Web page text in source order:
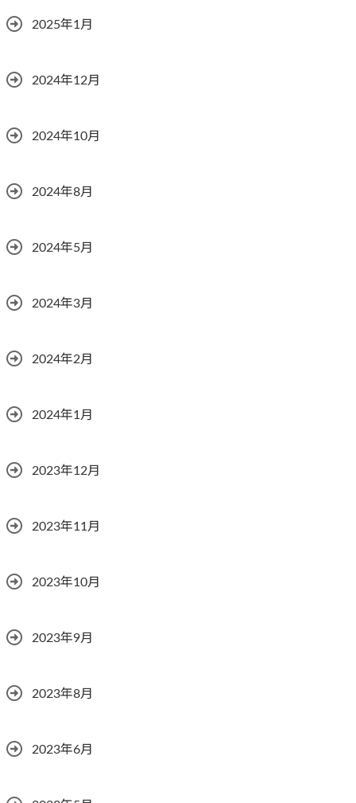
2025年1月
2024年12月
2024年10月
2024年8月
2024年5月
2024年3月
2024年2月
2024年1月
2023年12月
2023年11月
2023年10月
2023年9月
2023年8月
2023年6月